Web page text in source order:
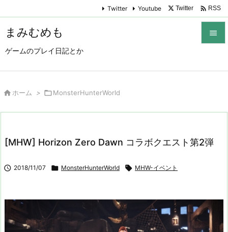
まみむめも
ゲームのプレイ日記とか

次へ
Twitter Youtube Twitter  RSS
 ホーム > MonsterHunterWorld
[MHW] Horizon Zero Dawn コラボクエスト第2弾
 2018/11/07  MonsterHunterWorld  MHW-イベント